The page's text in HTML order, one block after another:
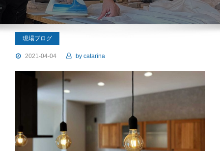
現場ブログ
2021-04-04 by catarina